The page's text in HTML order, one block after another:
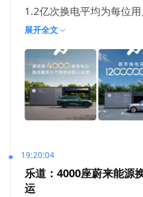
1.2亿次换电平均为每位
下2.6万
展开全文
19:20:04
乐道：4000座蔚来能源
运